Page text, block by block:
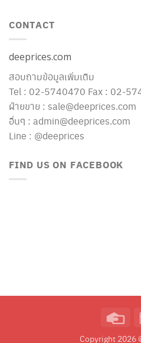
CONTACT
deeprices.com
สอบถามข้อมูลเพิ่มเติม
Tel : 02-5740470 Fax : 02-
ฝ่ายขาย : sale@deeprices.com
อื่นๆ : admin@deeprices.com
Line : @deeprices
FIND US ON FACEBOOK
Copyright 2026